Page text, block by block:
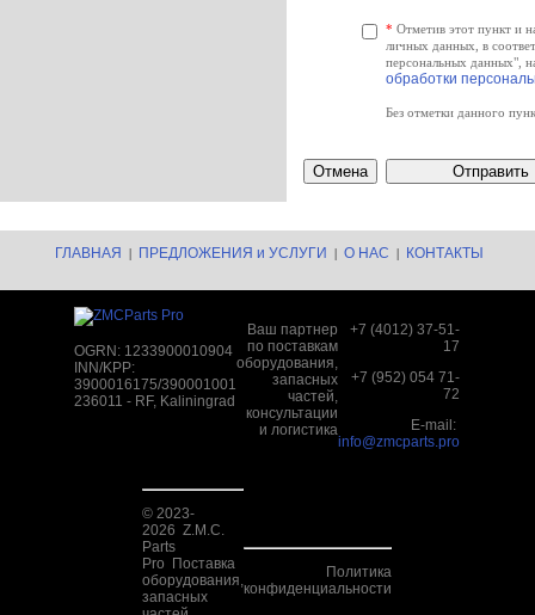
* Отметив этот пункт и
личных данных, в
персональных данных",
обработки
Без отметки данного
ГЛАВНАЯ | ПРЕДЛОЖЕНИЯ и УСЛУГИ | О НАС | КОНТАКТЫ
OGRN: 1233900010904
INN/KPP:
3900016175/390001001
236011 - RF, Kaliningrad
Ваш партнер
по поставкам
оборудования,
запасных
частей,
консультации
и логистика
+7 (4012) 37-51-
17
+7 (952) 054 71-
72
E-mail:
info@zmcparts.pro
© 2023-
2026 Z.M.C.
Parts
Pro Поставка
оборудования,
запасных
Политика
конфиденциальности